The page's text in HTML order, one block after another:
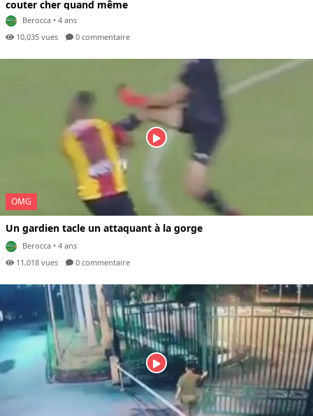
couter cher quand même
Berocca • 4 ans
10,035 vues
0 commentaire
OMG
Un gardien tacle un attaquant à la gorge
Berocca • 4 ans
11,018 vues
0 commentaire